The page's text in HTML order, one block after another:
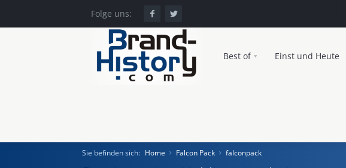
Folge uns:
Best of Einst und Heute
Sie befinden sich: Home Falcon Pack falconpack